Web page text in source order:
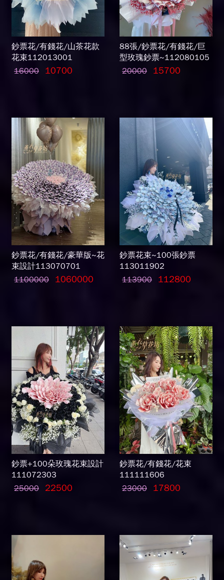
鈔票花/有錢花/山茶花款
花束112013001
16000
10700
88張/鈔票花/有錢花/巨
型玫瑰鈔票~112080105
20000
15700
鈔票花/有錢花/豪華版~花
束設計113070701
1100000
1060000
鈔票花束~100張鈔票
113011902
113900
112800
鈔票+100朵玫瑰花束設計
111072303
25000
22500
鈔票花/有錢花/花束
111111606
23000
17800